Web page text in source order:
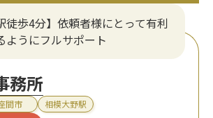
徒歩4分】依頼者様にとって有利
ようにフルサポート
務所
間市 相模大野駅